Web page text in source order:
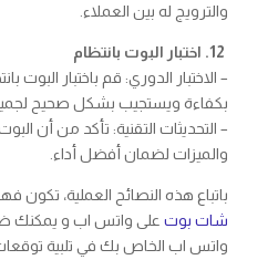
والترويج له بين العملاء.
– الاختبار الدوري: قم باختبار البوت
بكفاءة ويستجيب بشكل صحيح
– التحديثات التقنية: تأكد من أن
والميزات لضمان أفضل أداء.
باتباع هذه النصائح العملية،
شات بوتعلى واتس اب و يمكنك
واتس اب الخاص بك في تلبية